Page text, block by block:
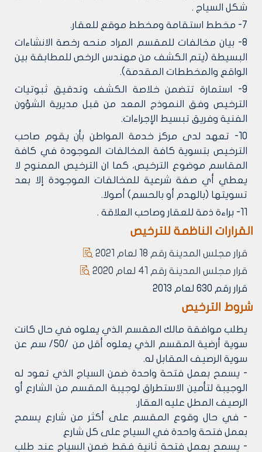
شكل السياج .
7- مخطط استقامة ومخطط موقع للعقار.
8- بيان مخالفات للمقسم المراد منحه رخصة الانشاءات
البسيطة (يتم الكشف من مهندس الرخص للمطابقة بين
الواقع والمخططات المقدمة).
9- استمارة تتضمن خلاصة الكشف وتدقيق ثبوتيات
الترخيص وفق النموذج المعد من قبل مديرية الشؤون
الفنية وفريق تبسيط الإجراءات.
10- تعهد لدى مركز خدمة المواطن بأن يقوم صاحب
الترخيص بتسوية كافة المخالفات الموجودة في كافة
المقاسم موضوع الترخيص، كما ان الترخيص الممنوح لا
يعطي أي صفة شرعية للمخالفات الموجودة إلا بعد
تسويتها (بالهدم أو بالحسم) أصولا.
11- براءة ذمة للعقار وصاحب العلاقة .
القرارات الناظمة للترخيص
قرار مجلس المدينة رقم 18 لعام 2021
قرار مجلس المدينة رقم 41 لعام 2020
قرار رقم 630 لعام 2013
شروط الترخيص
يطلب موافقة مالك المقسم الذي يعلوه في حال كانت
سوية أرضية المقسم الذي يعلوه أقل من /50/ سم عن
سوية الرصيف المقابل له.
- يسمح بعمل فتحة واحدة ضمن السياج الذي تعود له
الوجيبة لتأمين الاستطراق لوجيبة المقسم من الشارع أو
الرصيف المطل عليه العقار.
- في حال وقوع المقسم على أكثر من شارع يسمح
بعمل فتحة واحدة في السياج على كل شارع
- يسمح بعمل فتحة ثانية فقط ضمن السياج عند طلب